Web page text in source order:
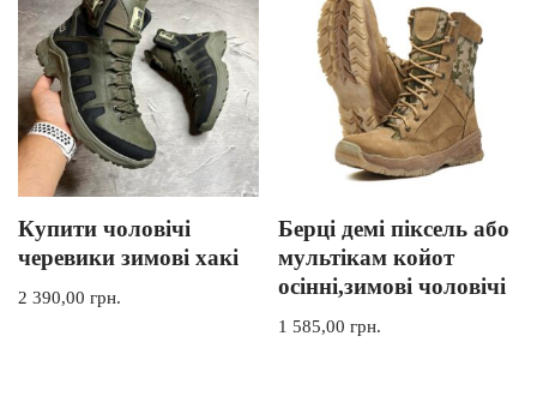
Купити чоловічі
черевики зимові хакі
2 390,00 грн.
Берці демі піксель або
мультікам койот
осінні,зимові чоловічі
1 585,00грн.